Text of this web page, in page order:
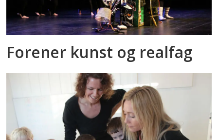
Forener kunst og realfag